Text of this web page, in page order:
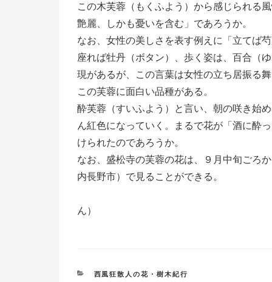
この木芙蓉（もくふよう）から感じられる
艶麗、しかも憂いを含む」であろうか。
なお、女性の美しさを表す例えに「立てば芍
座れば牡丹（ボタン）、歩く姿は、百合（
現があるが、この言葉は女性の立ち居振る
この芙蓉に面白い品種がある。
酔芙蓉（すいふよう）と言い、朝の咲き始
ん紅色になっていく。まるで花が「酒に酔
けられたのであろうか。
なお、盛松寺の芙蓉の花は、９月中旬ごろ
内長野市）で見ることができる。
西風狂散人（か
ん）
カ
西風狂散人の花・樹木紀行